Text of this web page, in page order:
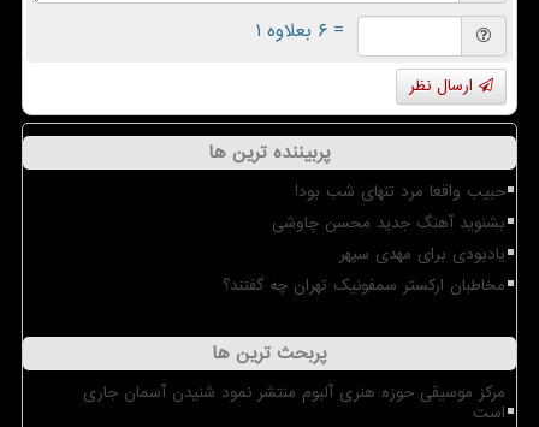
= ۶ بعلاوه ۱
ارسال نظر
پربیننده ترین ها
حبیب واقعا مرد تنهای شب بود!
بشنوید آهنگ جدید محسن چاوشی
یادبودی برای مهدی سپهر
مخاطبان ارکستر سمفونیک تهران چه گفتند؟
پربحث ترین ها
مرکز موسیقی حوزه هنری آلبوم منتشر نمود شنیدن آسمان جاری
است